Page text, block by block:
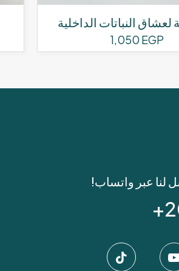
النباتات الداخلية
1,050 EGP
لنا عبر واتساب!